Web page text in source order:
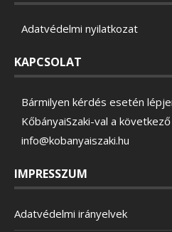
Adatvédelmi nyilatkozat
KAPCSOLAT
Bármilyen kérdés esetén
KőbányaiSzaki-val a
info@kobanyaiszaki.hu
IMPRESSZUM
Adatvédelmi irányelvek